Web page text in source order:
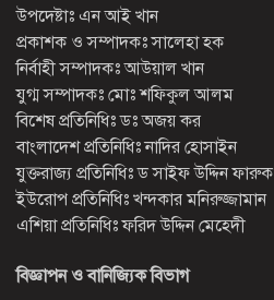
উপদেষ্টাঃ এন আই খান
প্রকাশক ও সম্পাদকঃ সালেহা হক
নির্বাহী সম্পাদকঃ আউয়াল খান
যুগ্ম সম্পাদকঃ মোঃ শফিকুল আলম
বিশেষ প্রতিনিধিঃ ডঃ অজয় কর
বাংলাদেশ প্রতিনিধিঃ নাদির হোসাইন
যুক্তরাজ্য প্রতিনিধিঃ ড সাইফ উদ্দিন ফারুক
ইউরোপ প্রতিনিধিঃ খন্দকার মনিরুজ্জামান
এশিয়া প্রতিনিধিঃ ফরিদ উদ্দিন মেহেদী
বিজ্ঞাপন ও বানিজ্যিক বিভাগ